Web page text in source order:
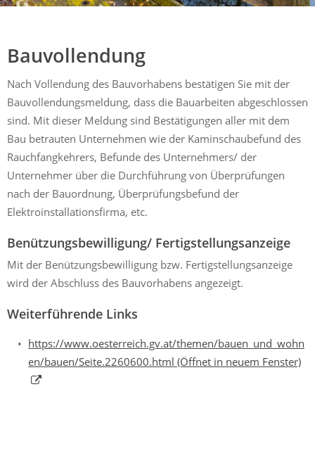
Bauvollendung
Nach Vollendung des Bauvorhabens bestätigen Sie mit der
Bauvollendungsmeldung, dass die Bauarbeiten abgeschlossen
sind. Mit dieser Meldung sind Bestätigungen aller mit dem
Bau betrauten Unternehmen wie der Kaminschaubefund des
Rauchfangkehrers, Befunde des Unternehmers/ der
Unternehmer über die Durchführung von Überprüfungen
nach der Bauordnung, Überprüfungsbefund der
Elektroinstallationsfirma, etc.
Benützungsbewilligung/ Fertigstellungsanzeige
Mit der Benützungsbewilligung bzw. Fertigstellungsanzeige
wird der Abschluss des Bauvorhabens angezeigt.
Weiterführende Links
https://www.oesterreich.gv.at/themen/bauen_und_wohn
en/bauen/Seite.2260600.html (Öffnet in neuem Fenster)